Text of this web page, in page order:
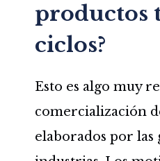
productos
ciclos?
Esto es algo muy
comercialización
elaborados por las